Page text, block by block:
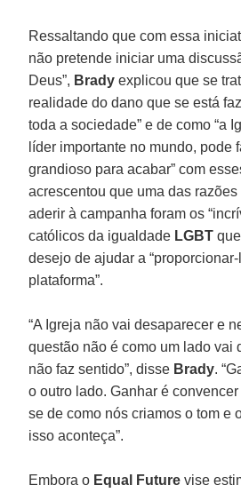
Ressaltando que com essa
não pretende iniciar uma
Deus”, Brady explicou que se
realidade do dano que se está
toda a sociedade” e de como “a
líder importante no mundo, pode
grandioso para acabar” com
acrescentou que uma das
aderir à campanha foram os
católicos da igualdade LGBT
desejo de ajudar a
plataforma”.
“A Igreja não vai desaparecer e
questão não é como um lado vai
não faz sentido”, disse Brady.
o outro lado. Ganhar é
se de como nós criamos o tom e
isso aconteça”.
Embora o Equal Future vise